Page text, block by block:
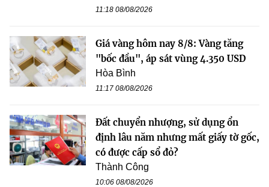
11:18 08/08/2026
Giá vàng hôm nay 8/8: Vàng tăng
"bốc đầu", áp sát vùng 4.350 USD
Hòa Bình
11:17 08/08/2026
Đất chuyển nhượng, sử dụng ổn
định lâu năm nhưng mất giấy tờ gốc,
có được cấp sổ đỏ?
Thành Công
10:06 08/08/2026